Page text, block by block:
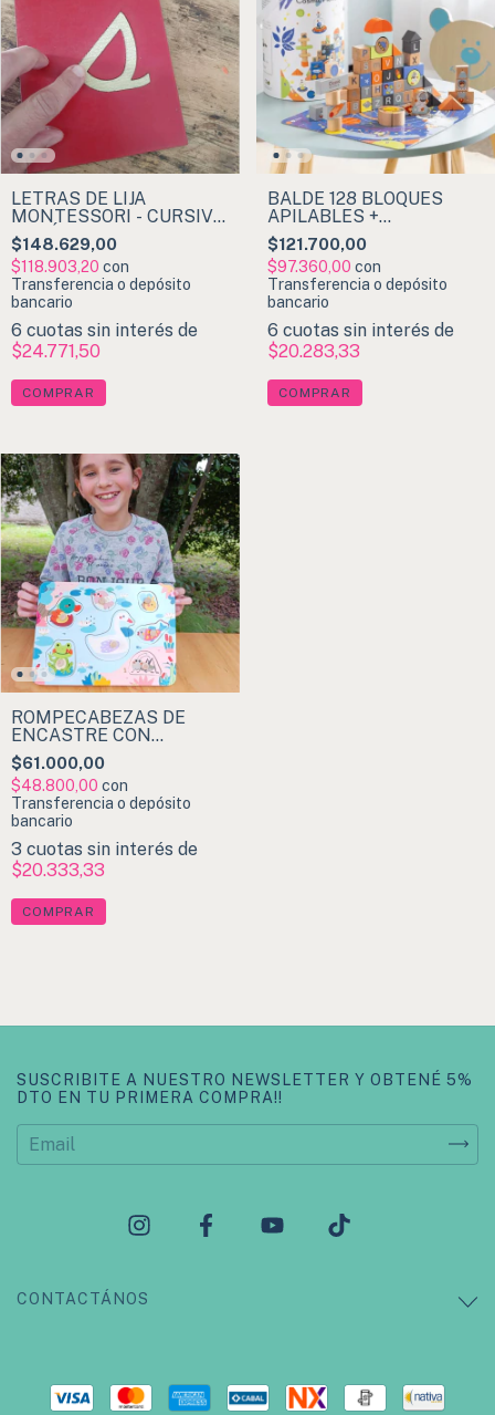
LETRAS DE LIJA
MONTESSORI - CURSIVA
MINÚSCULA
$148.629,00
$118.903,20 con
Transferencia o depósito
bancario
6 cuotas sin interés de
$24.771,50
BALDE 128 BLOQUES
APILABLES +
ROMPECABLEZAS
CÓSMICO Classic World
$121.700,00
$97.360,00 con
Transferencia o depósito
bancario
6 cuotas sin interés de
$20.283,33
ROMPECABEZAS DE
ENCASTRE CON
SONIDOS de Classic
World
$61.000,00
$48.800,00 con
Transferencia o depósito
bancario
3 cuotas sin interés de
$20.333,33
SUSCRIBITE A NUESTRO NEWSLETTER Y OBTENÉ 5%
DTO EN TU PRIMERA COMPRA!!
CONTACTÁNOS